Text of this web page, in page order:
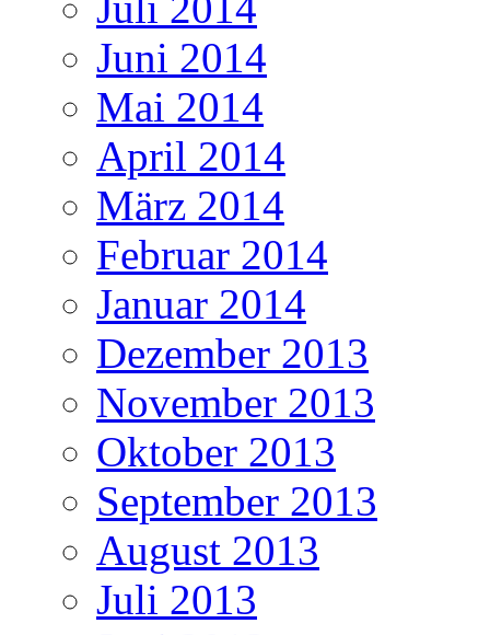
Juni 2014
Mai 2014
April 2014
März 2014
Februar 2014
Januar 2014
Dezember 2013
November 2013
Oktober 2013
September 2013
August 2013
Juli 2013